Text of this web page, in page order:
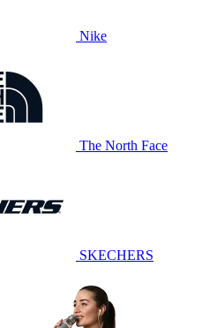
Nike
The North Face
SKECHERS